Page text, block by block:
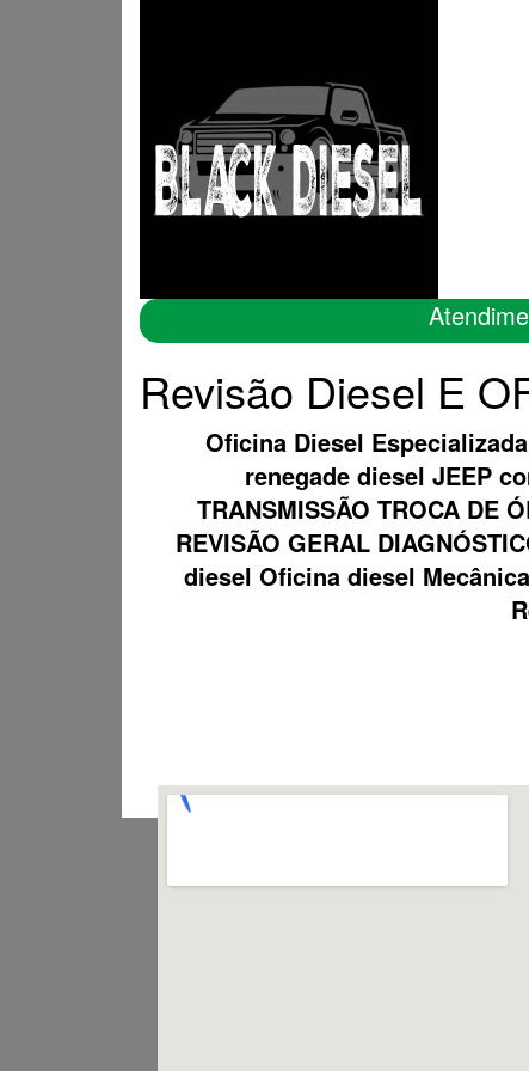
Revisão Diesel E
Oficina Diesel
renegade diesel JEEP
TRANSMISSÃO TROCA DE
REVISÃO GERAL
diesel Oficina diesel